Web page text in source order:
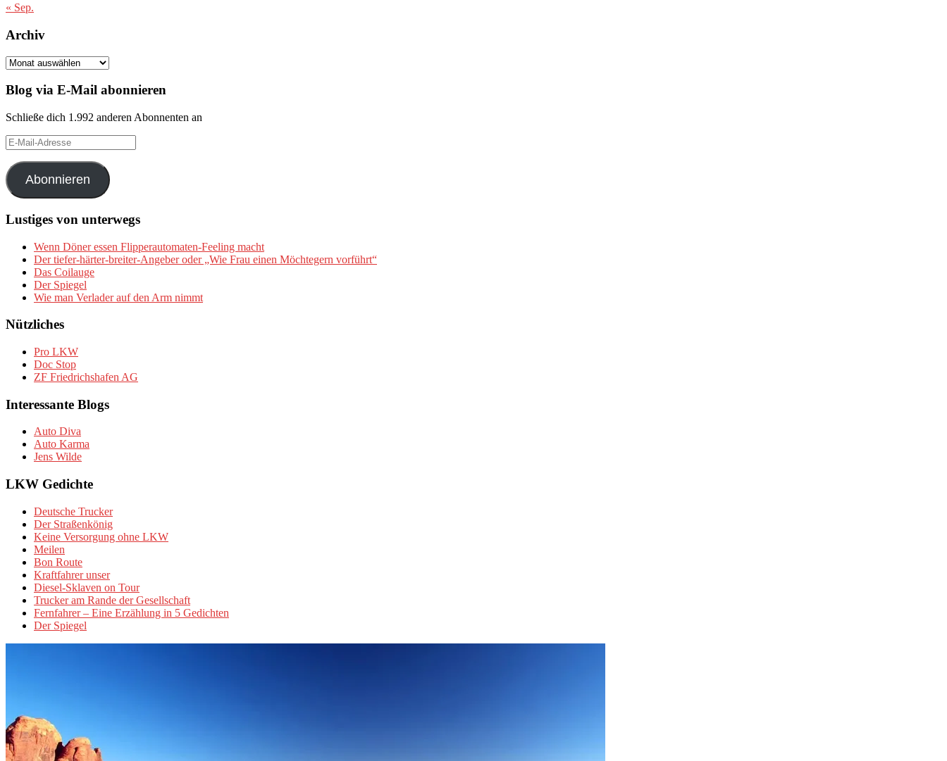
« Sep.
Archiv
Archiv
Blog via E-Mail abonnieren
Schließe dich 1.992 anderen Abonnenten an
E-
Mail-
Adresse
Abonnieren
Lustiges von unterwegs
Wenn Döner essen Flipperautomaten-Feeling macht
Der tiefer-härter-breiter-Angeber oder „Wie Frau einen Möchtegern vorführt“
Das Coilauge
Der Spiegel
Wie man Verlader auf den Arm nimmt
Nützliches
Pro LKW
Doc Stop
ZF Friedrichshafen AG
Interessante Blogs
Auto Diva
Auto Karma
Jens Wilde
LKW Gedichte
Deutsche Trucker
Der Straßenkönig
Keine Versorgung ohne LKW
Meilen
Bon Route
Kraftfahrer unser
Diesel-Sklaven on Tour
Trucker am Rande der Gesellschaft
Fernfahrer – Eine Erzählung in 5 Gedichten
Der Spiegel